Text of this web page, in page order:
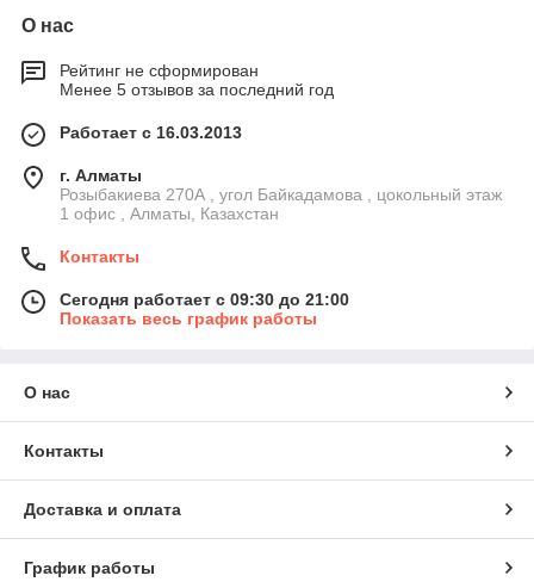
О нас
Рейтинг не сформирован
Менее 5 отзывов за последний год
Работает с 16.03.2013
г. Алматы
Розыбакиева 270А , угол Байкадамова , цокольный этаж
1 офис , Алматы, Казахстан
Контакты
Сегодня работает с 09:30 до 21:00
Показать весь график работы
О нас
Контакты
Доставка и оплата
График работы